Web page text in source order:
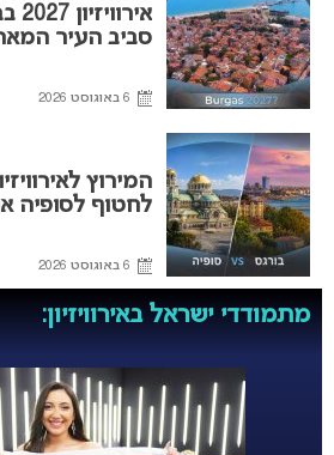
סביב העיר
6 באוגוסט 2026
לחטוף לסופיה
6 באוגוסט 2026
מתמודדי ישראל באירוויזיון: